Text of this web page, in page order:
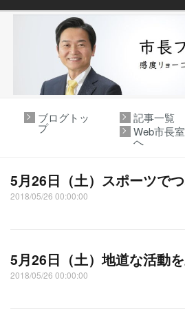
ブログトッ
プ
記事一覧
Web市長室
へ
5月26日（土）スポーツで
2018/05/26 00:00:00
5月26日（土）地道な活動
2018/05/26 00:00:00